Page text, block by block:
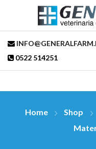
0522 514251
Home Shop